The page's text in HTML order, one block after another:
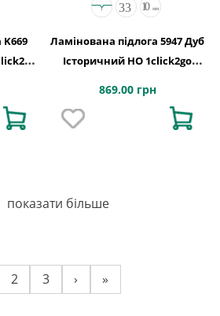
Ламінована підлога 5947 Дуб
Історичний HO 1click2go
869.00 грн
показати більше
2 3 › »